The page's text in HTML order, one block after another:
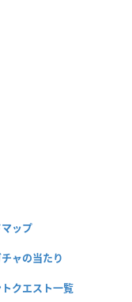
ップ
ャの当たり
クエスト一覧